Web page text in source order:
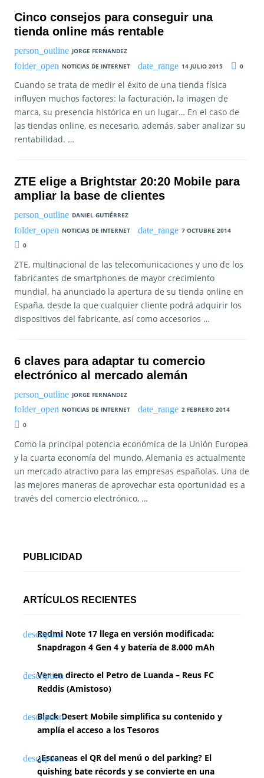
Cinco consejos para conseguir una
tienda online más rentable
JORGE FERNANDEZ
NOTICIAS DE INTERNET
14 JULIO 2015 0
Cuando se trata de medir el éxito de una tienda física
influyen muchos factores: la facturación, la imagen de
marca, su presencia histórica en un lugar… En el caso de
las tiendas online, es necesario, además, saber analizar su
rentabilidad. …
ZTE elige a Brightstar 20:20 Mobile para
ampliar la base de clientes
DANIEL GUTIÉRREZ
NOTICIAS DE INTERNET
7 OCTUBRE 2014
0
ZTE, multinacional de las telecomunicaciones y uno de los
fabricantes de smartphones de mayor crecimiento
mundial, ha anunciado la apertura de su tienda online en
España, desde la que cualquier cliente podrá adquirir los
dispositivos del fabricante, así como accesorios …
6 claves para adaptar tu comercio
electrónico al mercado alemán
JORGE FERNANDEZ
NOTICIAS DE INTERNET
2 FEBRERO 2014
0
Como la principal potencia económica de la Unión Europea
y la cuarta economía del mundo, Alemania es actualmente
un mercado atractivo para las empresas españolas. Una de
las mejores maneras de aprovechar esta oportunidad es a
través del comercio electrónico, …
PUBLICIDAD
ARTÍCULOS RECIENTES
Redmi Note 17 llega en versión modificada:
Snapdragon 4 Gen 4 y batería de 8.000 mAh
Ver en directo el Petro de Luanda – Reus FC
Reddis (Amistoso)
Black Desert Mobile simplifica su contenido y
amplía el acceso a los Tesoros
¿Escaneas el QR del menú o del parking? El
quishing bate récords y se convierte en una